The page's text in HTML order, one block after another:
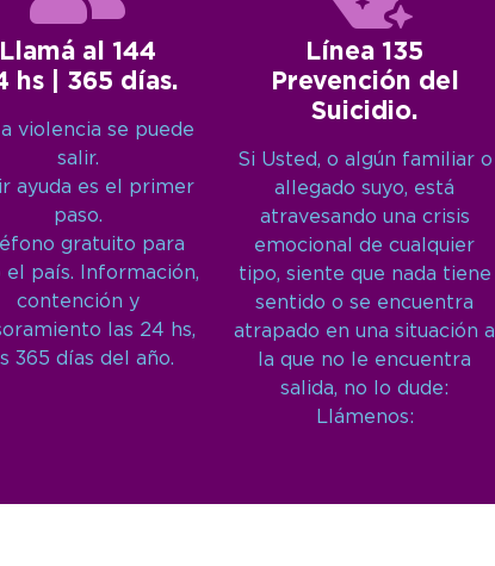
Llamá al 144
hs | 365 días.
violencia se puede
salir.
ayuda es el primer
paso.
gratuito para
el país. Información,
contención y
las 24 hs,
365 días del año.
Línea 135
Prevención del
Suicidio.
Si Usted, o algún familiar o
allegado suyo, está
atravesando una crisis
emocional de cualquier
tipo, siente que nada tiene
sentido o se encuentra
atrapado en una situación a
la que no le encuentra
salida, no lo dude:
Llámenos: